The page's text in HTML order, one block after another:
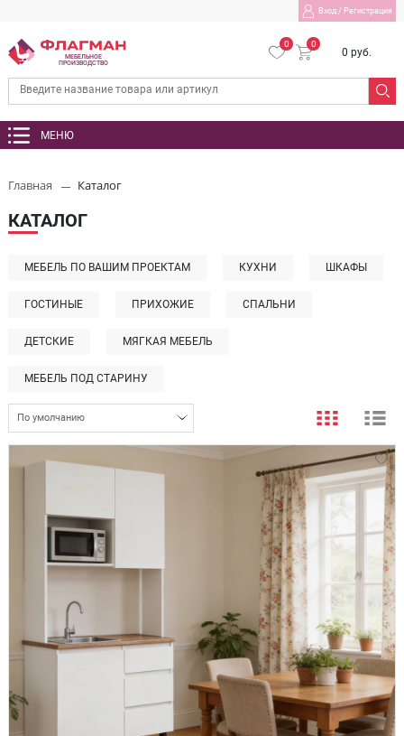
Вход/ Регистрация
МЕБЕЛЬНОЕ
ПРОИЗВОДСТВО
0 0
0 руб.
МЕНЮ
Главная Каталог
КАТАЛОГ
МЕБЕЛЬ ПО ВАШИМ ПРОЕКТАМ КУХНИ ШКАФЫ
ГОСТИНЫЕ ПРИХОЖИЕ СПАЛЬНИ
ДЕТСКИЕ МЯГКАЯ МЕБЕЛЬ
МЕБЕЛЬ ПОД СТАРИНУ
По умолчанию